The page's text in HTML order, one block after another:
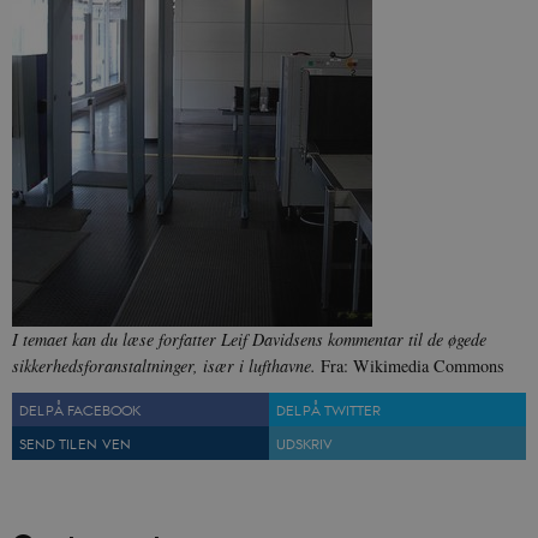
I temaet kan du læse forfatter Leif Davidsens kommentar til de øgede
sikkerhedsforanstaltninger, især i lufthavne. Fra: Wikimedia Commons
DEL PÅ FACEBOOK
DEL PÅ TWITTER
SEND TIL EN VEN
UDSKRIV
.spotify.com
Spotify Inc.
.spotify.com
Oracle Corporation
.nr-data.net